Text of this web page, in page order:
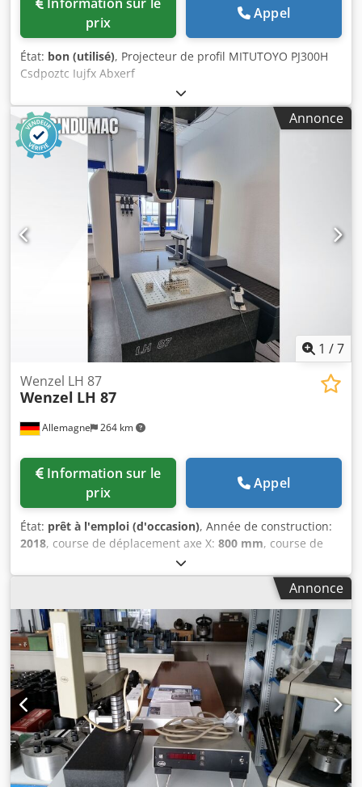
prix
Appel
État: bon (utilisé), Projecteur de profil MITUTOYO PJ300H
Csdpoztc Iujfx Abxerf
Annonce
1 /7
Allemagne 264 km
Wenzel LH 87
Wenzel LH 87
prix
Appel
État: prêt à l'emploi (d'occasion), Année de construction:
2018, course de déplacement axe X: 800 mm, course de
, course de déplacement axe Z:
nombre d'axes:3, Cette machine de métrologie Wenzel LH
87 à 3 axes a été fabriquée en 2018. Elle offre une plage de
mesure de 800 mm sur l'axe X, 1 500 mm sur l'axe Y et 700
mm sur l'axe Z. La machine est équipée de modules
logiciels avancés, notamment WM Quartis GEO et WM
Quartis SCAN, garantissant des capacités de mesure de
haute qualité. Si vous recherchez des capacités de mesure
de haute qualité, pensez à la machine CMM Wenzel LH 87
que nous proposons à la vente. Contactez-nous pour plus
de détails. • Logiciel : WM Quartis R2021-2 • Modèle de
l'unité de commande : WPC 2040 • Type de commande :
Type 1 • Version du logiciel de commande : 31.46 • Date du
contrôleur : • Version PMAC : 1.945 • Tête de palpage :
Annonce